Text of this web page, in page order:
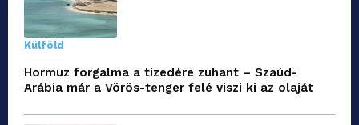
Külföld
Hormuz forgalma a tizedére zuhant – Szaúd-
Arábia már a Vörös-tenger felé viszi ki az olaját